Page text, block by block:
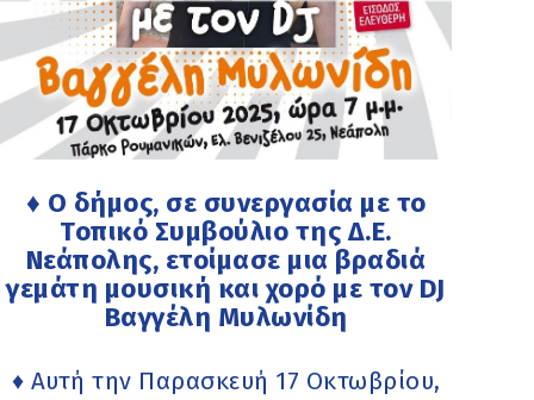
♦ Ο δήμος, σε συνεργασία με το
Τοπικό Συμβούλιο της Δ.Ε.
Νεάπολης, ετοίμασε μια βραδιά
γεμάτη μουσική και χορό με τον DJ
Βαγγέλη Μυλωνίδη
♦ Αυτή την Παρασκευή 17 Οκτωβρίου,